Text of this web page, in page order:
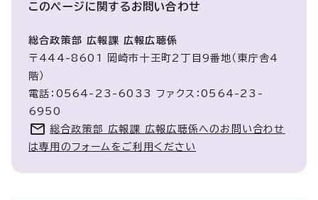
このページに関するお問い合わせ
総合政策部 広報課 広報広聴係
〒444-8601 岡崎市十王町2丁目9番地（東庁舎4
階）
電話：0564-23-6033 ファクス：0564-23-
6950
総合政策部 広報課 広報広聴係へのお問い合わせ
は専用のフォームをご利用ください